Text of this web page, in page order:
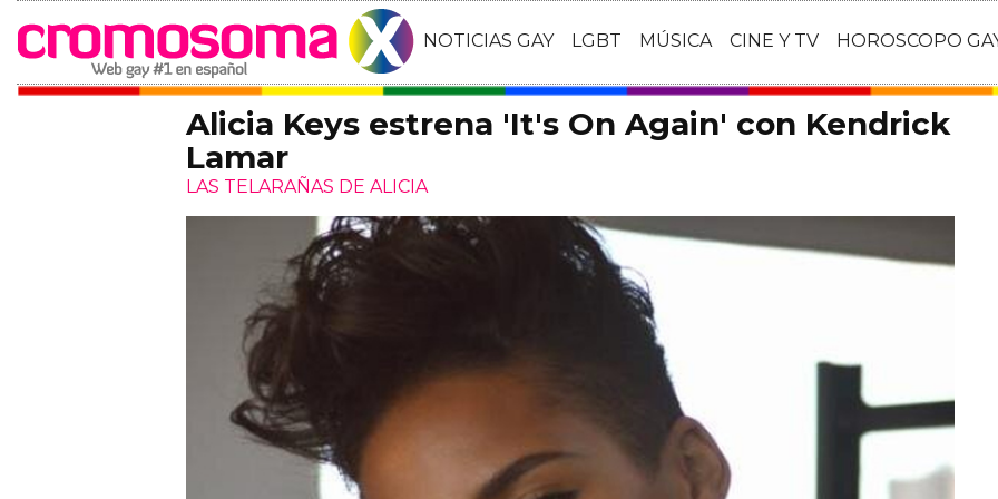
NOTICIAS GAY LGBT MÚSICA CINE Y TV HOROSCOPO
Alicia Keys estrena 'It's On Again' con Kendrick
Lamar
LAS TELARAÑAS DE ALICIA